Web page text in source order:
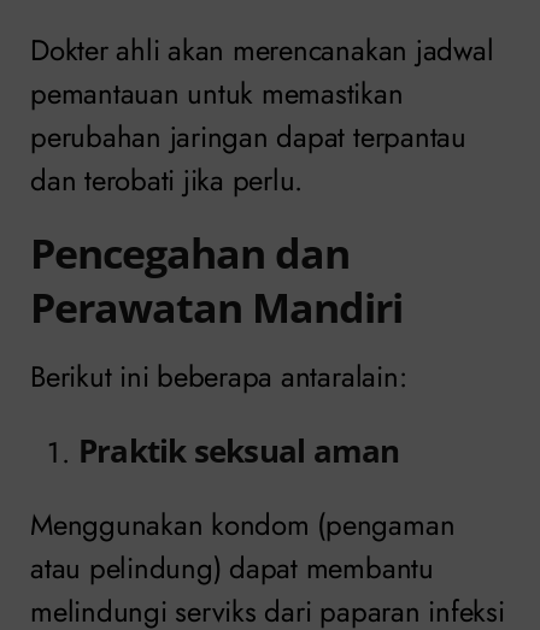
Dokter ahli akan merencanakan jadwal
pemantauan untuk memastikan
perubahan jaringan dapat terpantau
dan terobati jika perlu.
Pencegahan dan
Perawatan Mandiri
Berikut ini beberapa antaralain:
Praktik seksual aman
Menggunakan kondom (pengaman
atau pelindung) dapat membantu
melindungi serviks dari paparan infeksi